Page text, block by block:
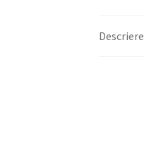
Descriere